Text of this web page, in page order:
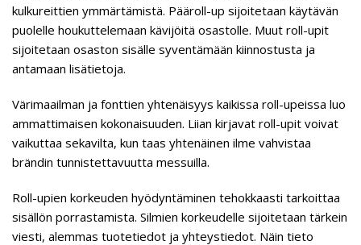
kulkureittien ymmärtämistä. Pääroll-up sijoitetaan käytävän
puolelle houkuttelemaan kävijöitä osastolle. Muut roll-upit
sijoitetaan osaston sisälle syventämään kiinnostusta ja
antamaan lisätietoja.
Värimaailman ja fonttien yhtenäisyys kaikissa roll-upeissa luo
ammattimaisen kokonaisuuden. Liian kirjavat roll-upit voivat
vaikuttaa sekavilta, kun taas yhtenäinen ilme vahvistaa
brändin tunnistettavuutta messuilla.
Roll-upien korkeuden hyödyntäminen tehokkaasti tarkoittaa
sisällön porrastamista. Silmien korkeudelle sijoitetaan tärkein
viesti, alemmas tuotetiedot ja yhteystiedot. Näin tieto